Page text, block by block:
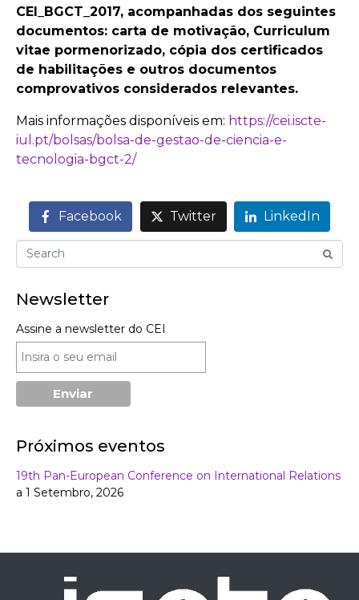
CEI_BGCT_2017, acompanhadas dos seguintes
documentos: carta de motivação, Curriculum
vitae pormenorizado, cópia dos certificados
de habilitações e outros documentos
comprovativos considerados relevantes.
Mais informações disponíveis em: https://cei.iscte-
iul.pt/bolsas/bolsa-de-gestao-de-ciencia-e-
tecnologia-bgct-2/
Facebook Twitter LinkedIn
Newsletter
Assine a newsletter do CEI
Próximos eventos
19th Pan-European Conference on International Relations
a 1 Setembro, 2026